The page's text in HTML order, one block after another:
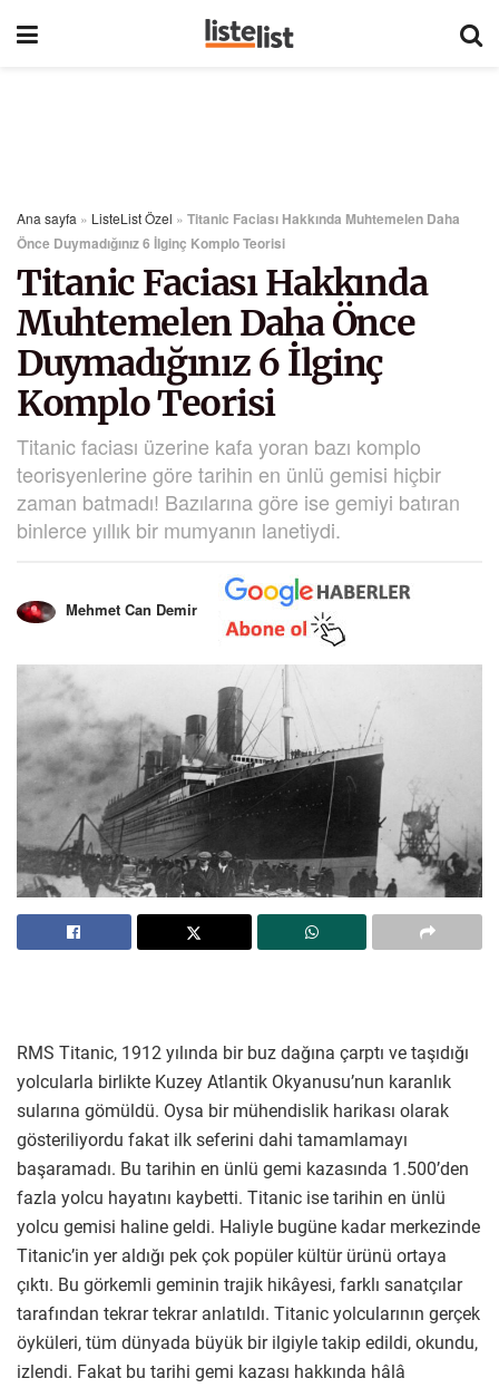
Ana sayfa » ListeList Özel » Titanic Faciası Hakkında Muhtemelen Daha
Önce Duymadığınız 6 İlginç Komplo Teorisi
Titanic Faciası Hakkında
Muhtemelen Daha Önce
Duymadığınız 6 İlginç
Komplo Teorisi
Titanic faciası üzerine kafa yoran bazı komplo
teorisyenlerine göre tarihin en ünlü gemisi hiçbir
zaman batmadı! Bazılarına göre ise gemiyi batıran
binlerce yıllık bir mumyanın lanetiydi.
Mehmet Can Demir
RMS Titanic, 1912 yılında bir buz dağına çarptı ve taşıdığı
yolcularla birlikte Kuzey Atlantik Okyanusu’nun karanlık
sularına gömüldü. Oysa bir mühendislik harikası olarak
gösteriliyordu fakat ilk seferini dahi tamamlamayı
başaramadı. Bu tarihin en ünlü gemi kazasında 1.500’den
fazla yolcu hayatını kaybetti. Titanic ise tarihin en ünlü
yolcu gemisi haline geldi. Haliyle bugüne kadar merkezinde
Titanic’in yer aldığı pek çok popüler kültür ürünü ortaya
çıktı. Bu görkemli geminin trajik hikâyesi, farklı sanatçılar
tarafından tekrar tekrar anlatıldı. Titanic yolcularının gerçek
öyküleri, tüm dünyada büyük bir ilgiyle takip edildi, okundu,
izlendi. Fakat bu tarihi gemi kazası hakkında hâlâ